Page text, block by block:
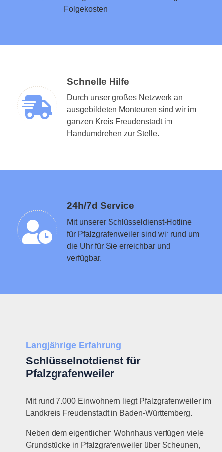
Folgekosten
Schnelle Hilfe
Durch unser großes Netzwerk an
ausgebildeten Monteuren sind wir im
ganzen Kreis Freudenstadt im
Handumdrehen zur Stelle.
24h/7d Service
Mit unserer Schlüsseldienst-Hotline
für Pfalzgrafenweiler sind wir rund um
die Uhr für Sie erreichbar und
verfügbar.
Schlüsseldienst in der Nähe vermitteln
Langjährige Erfahrung
Schlüsselnotdienst für
Pfalzgrafenweiler
Mit rund 7.000 Einwohnern liegt Pfalzgrafenweiler im
Landkreis Freudenstadt in Baden-Württemberg.
Neben dem eigentlichen Wohnhaus verfügen viele
Grundstücke in Pfalzgrafenweiler über Scheunen,